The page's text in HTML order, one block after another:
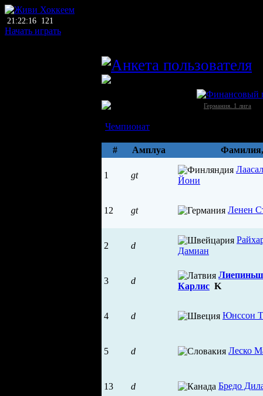
21:22:16 121
Начать играть
Германия. 1 лига
Чемпионат
#
Амплуа
1 gt
Йони
12 gt Ленен
2 d
Дамиан
3 d
Лиепиньш
Карлис K
4 d Юнссон
5 d Леско
13 d Бредо